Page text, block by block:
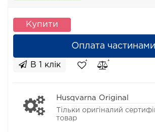
Купити
Оплата частинами
В 1 клік
Husqvarna Original
Тільки оригіналий
товар